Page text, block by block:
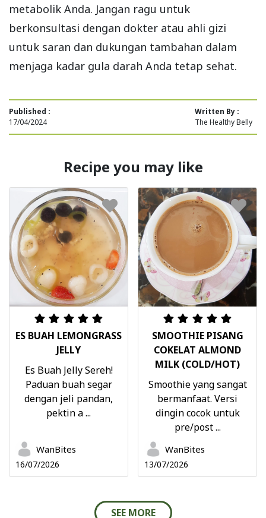
metabolik Anda. Jangan ragu untuk
berkonsultasi dengan dokter atau ahli gizi
untuk saran dan dukungan tambahan dalam
menjaga kadar gula darah Anda tetap sehat.
Published :
17/04/2024
Written By :
The Healthy Belly
Recipe you may like
ES BUAH LEMONGRASS
JELLY
Es Buah Jelly Sereh!
Paduan buah segar
dengan jeli pandan,
pektin a ...
WanBites
16/07/2026
SMOOTHIE PISANG
COKELAT ALMOND
MILK (COLD/HOT)
Smoothie yang sangat
bermanfaat. Versi
dingin cocok untuk
pre/post ...
WanBites
13/07/2026
SEE MORE